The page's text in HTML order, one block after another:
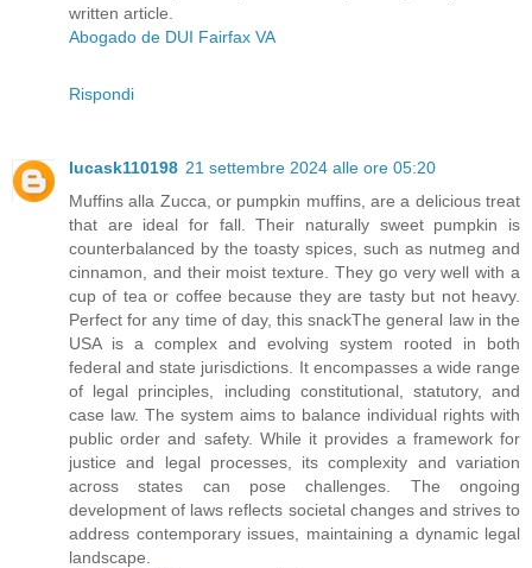
written article.
Abogado de DUI Fairfax VA
Rispondi
lucask110198 21 settembre 2024 alle ore 05:20
Muffins alla Zucca, or pumpkin muffins, are a delicious treat
that are ideal for fall. Their naturally sweet pumpkin is
counterbalanced by the toasty spices, such as nutmeg and
cinnamon, and their moist texture. They go very well with a
cup of tea or coffee because they are tasty but not heavy.
Perfect for any time of day, this snackThe general law in the
USA is a complex and evolving system rooted in both
federal and state jurisdictions. It encompasses a wide range
of legal principles, including constitutional, statutory, and
case law. The system aims to balance individual rights with
public order and safety. While it provides a framework for
justice and legal processes, its complexity and variation
across states can pose challenges. The ongoing
development of laws reflects societal changes and strives to
address contemporary issues, maintaining a dynamic legal
landscape.